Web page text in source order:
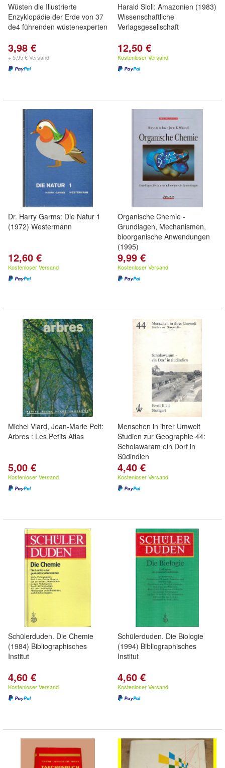
Wüsten die Illustrierte
Enzyklopädie der Erde von 37
de4 führenden wüstenexperten
3,98 €
+ 5,95 € Versand
Harald Sioli: Amazonien (1983)
Wissenschaftliche
Verlagsgesellschaft
12,50 €
Kostenloser Versand
Dr. Harry Garms: Die Natur 1
(1972) Westermann
12,60 €
Kostenloser Versand
Organische Chemie -
Grundlagen, Mechanismen,
bioorganische Anwendungen
(1995)
9,99 €
Kostenloser Versand
Michel Viard, Jean-Marie Pelt:
Arbres : Les Petits Atlas
5,00 €
Kostenloser Versand
Menschen in ihrer Umwelt
Studien zur Geographie 44:
Scholawaram ein Dorf in
Südindien
4,40 €
Kostenloser Versand
Schülerduden. Die Chemie
(1984) Bibliographisches
Institut
4,60 €
Kostenloser Versand
Schülerduden. Die Biologie
(1994) Bibliographisches
Institut
4,60 €
Kostenloser Versand